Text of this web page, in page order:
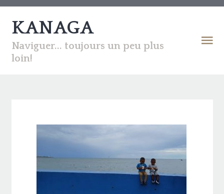
KANAGA
Naviguer... toujours un peu plus
loin!